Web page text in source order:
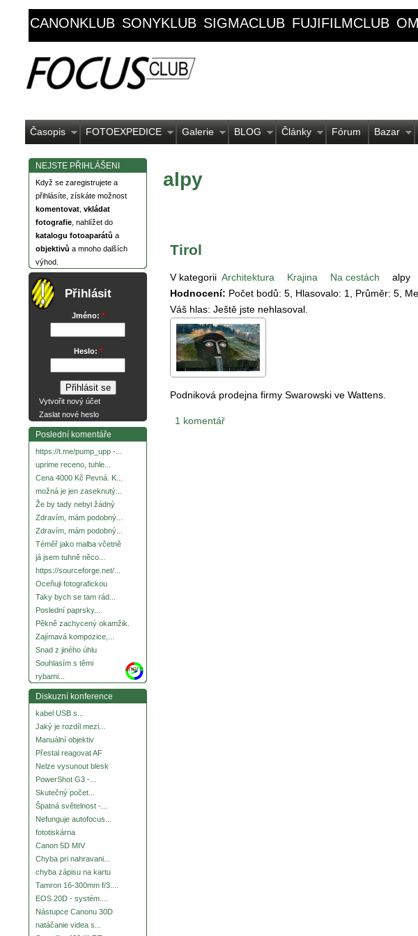
CANONKLUB SONYKLUB SIGMACLUB FUJIFILMCLUB
Časopis FOTOEXPEDICE Galerie BLOG Články Fórum Bazar
NEJSTE PŘIHLÁŠENI
Když se zaregistrujete a
přihlásíte, získáte možnost
komentovat vkládat
fotografie , nahlížet do
katalogu fotoaparátů a
objektivů a mnoho dalších
výhod.
Přihlásit
Jméno: *
Heslo: *
Vytvořit nový účet
Zaslat nové heslo
Poslední komentáře
https://t.me/pump_upp -...
uprime receno, tuhle...
Cena 4000 Kč Pevná. K...
možná je jen zaseknutý...
Že by tady nebyl žádný
Zdravím, mám podobný...
Zdravím, mám podobný...
Téměř jako malba včetně
já jsem tuhně něco...
https://sourceforge.net/...
Oceňuji fotografickou
Taky bych se tam rád...
Poslední paprsky...
Pěkně zachycený okamžik.
Zajímavá kompozice,...
Snad z jiného úhlu
Souhlasím s těmi
rybami...
more
Diskuzní konference
kabel USB s...
Jaký je rozdíl mezi...
Manuální objektiv
Přestal reagovat AF
Nelze vysunout blesk
PowerShot G3 -...
Skutečný počet...
Špatná světelnost -...
Nefunguje autofocus...
fototiskárna
Canon 5D MIV
Chyba pri nahravani...
chyba zápisu na kartu
Tamron 16-300mm f/3....
EOS 20D - systém....
Nástupce Canonu 30D
natáčanie videa s...
alpy
Tirol
V kategorii Architektura Krajina Na cestách alpy
Hodnocení: Počet bodů: 5, Hlasovalo: 1, Průměr: 5,
Váš hlas: Ještě jste nehlasoval.
Podniková prodejna firmy Swarowski ve Wattens.
1 komentář